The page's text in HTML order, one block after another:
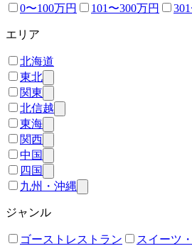
0〜100万円 101〜300万円
エリア
北海道
東北
関東
北信越
東海
関西
中国
四国
九州・沖縄
ジャンル
ゴーストレストラン スイーツ